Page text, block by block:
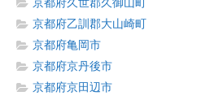
京都府久世郡久御山町
京都府乙訓郡大山崎町
京都府亀岡市
京都府京丹後市
京都府京田辺市